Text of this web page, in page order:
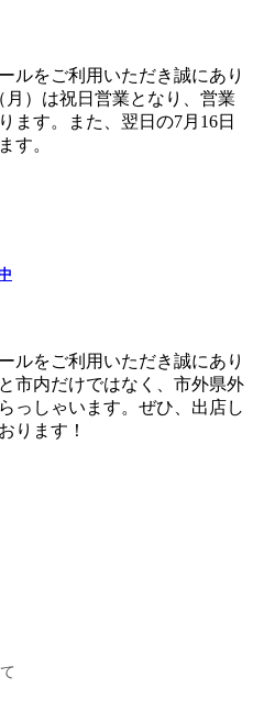
ルをご利用いただき誠にあり
）は祝日営業となり、営業
ます。また、翌日の7月16日
す。
ルをご利用いただき誠にあり
市内だけではなく、市外県外
っしゃいます。ぜひ、出店し
ります！